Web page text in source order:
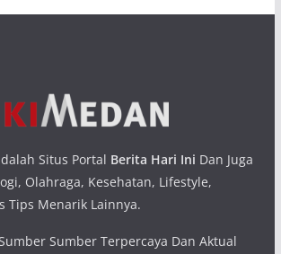
Situs Portal Berita Hari Ini Dan Juga
Olahraga, Kesehatan, Lifestyle,
Tips Menarik Lainnya.
Sumber Terpercaya Dan Aktual